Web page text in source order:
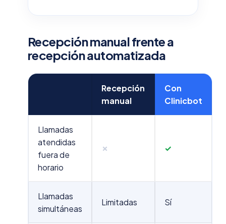
Recepción manual frente a
recepción automatizada
Recepción
manual
Con
Clinicbot
Llamadas
atendidas
fuera de
horario
✗ ✓
Llamadas
simultáneas
Limitadas Sí